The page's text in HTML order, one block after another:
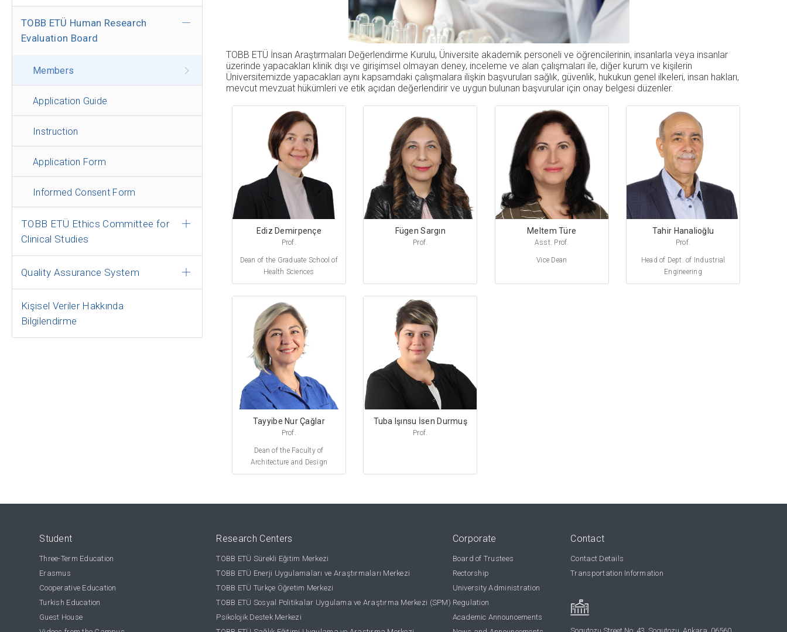
TOBB ETÜ Human Research
Evaluation Board
Members
Application Guide
Instruction
Application Form
Informed Consent Form
TOBB ETÜ Ethics Committee for
Clinical Studies
Quality Assurance System
Kişisel Veriler Hakkında
Bilgilendirme
TOBB ETÜ İnsan Araştırmaları Değerlendirme Kurulu, Üniversite akademik personeli ve öğrencilerinin, insanlarla veya insanlar
üzerinde yapacakları klinik dışı ve girişimsel olmayan deney, inceleme ve alan çalışmaları ile, diğer kurum ve kişilerin
Üniversitemizde yapacakları aynı kapsamdaki çalışmalara ilişkin başvuruları sağlık, güvenlik, hukukun genel ilkeleri, insan hakları,
mevcut mevzuat hükümleri ve etik açıdan değerlendirir ve uygun bulunan başvurular için onay belgesi düzenler.
Ediz Demirpençe
Prof.
Dean of the Graduate School of
Health Sciences
Fügen Sargın
Prof.
Meltem Türe
Asst. Prof.
Vice Dean
Tahir Hanalioğlu
Prof.
Head of Dept. of Industrial
Engineering
Tayyibe Nur Çağlar
Prof.
Dean of the Faculty of
Architecture and Design
Tuba Işınsu İsen Durmuş
Prof.
Student
Three-Term Education
Erasmus
Cooperative Education
Turkish Education
Guest House
Research Centers
TOBB ETÜ Sürekli Eğitim Merkezi
TOBB ETÜ Enerji Uygulamaları ve Araştırmaları Merkezi
TOBB ETÜ Türkçe Öğretim Merkezi
TOBB ETÜ Sosyal Politikalar Uygulama ve Araştırma Merkezi (SPM)
Psikolojik Destek Merkezi
Corporate
Board of Trustees
Rectorship
University Administration
Regulation
Academic Announcements
Contact
Contact Details
Transportation Information